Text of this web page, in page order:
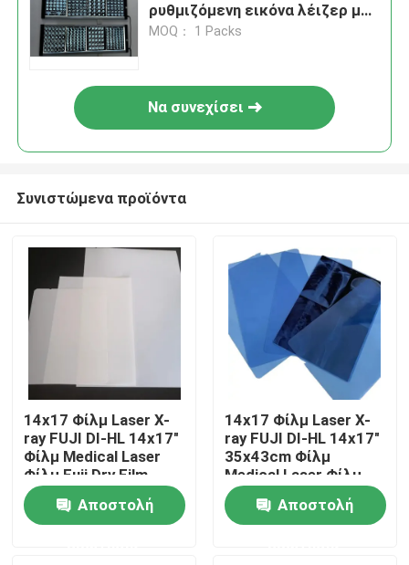
Αρχική Σελίδα
Προϊόντα
ρυθμιζόμενη εικόνα λέιζερ με
καθαρά αποτελέσματα
MOQ： 1 Packs
Να συνεχίσει
Συνιστώμενα προϊόντα
14x17 Φίλμ Laser X-
ray FUJI DI-HL 14x17"
Φίλμ Medical Laser
Φίλμ Fuji Dry Film
Αποστολή
14x17 Φίλμ Laser X-
ray FUJI DI-HL 14x17"
35x43cm Φίλμ
Medical Laser Φίλμ
Fuji Dry Film
Αποστολή